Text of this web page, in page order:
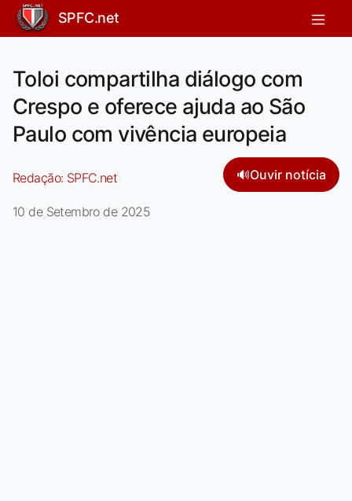
SPFC.net
Toloi compartilha diálogo com
Crespo e oferece ajuda ao São
Paulo com vivência europeia
Redação: SPFC.net 🔊Ouvir notícia
10 de Setembro de 2025